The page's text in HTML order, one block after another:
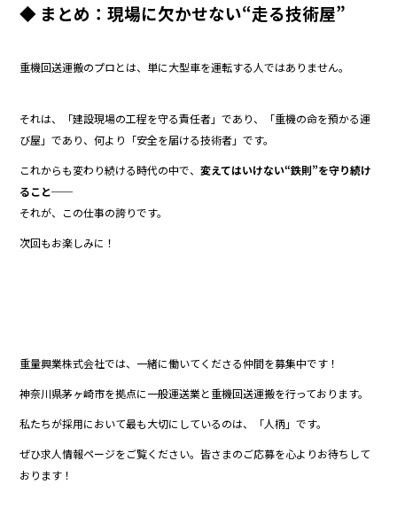
◆ まとめ：現場に欠かせない“走る技術屋”
重機回送運搬のプロとは、単に大型車を運転する人ではありません。
それは、「建設現場の工程を守る責任者」であり、「重機の命を預かる運
び屋」であり、何より「安全を届ける技術者」です。
これからも変わり続ける時代の中で、変えてはいけない“鉄則”を守り続け
ること──
それが、この仕事の誇りです。
次回もお楽しみに！
重量興業株式会社では、一緒に働いてくださる仲間を募集中です！
神奈川県茅ヶ崎市を拠点に一般運送業と重機回送運搬を行っております。
私たちが採用において最も大切にしているのは、「人柄」です。
ぜひ求人情報ページをご覧ください。皆さまのご応募を心よりお待ちして
おります！